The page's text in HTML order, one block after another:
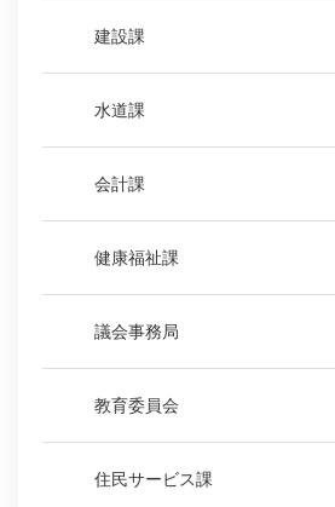
建設課
水道課
会計課
健康福祉課
議会事務局
教育委員会
住民サービス課